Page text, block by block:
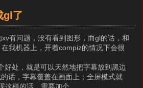
gl了
xv有问题，没有看到图形，而gl的话，和
我机器上，开着compiz的情况下会很
好处，就是可以天然地把字幕放到黑边
话，字幕覆盖在画面上；全屏模式就
这样的话，需要加个